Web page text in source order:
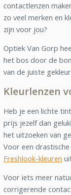
contactlenzen
zo veel merken en
zijn voor jou?
Optiek Van Gorp
het bos door de
van de juiste
Kleurlenzen
Heb je een lichte
prijs jezelf dan
het uitzoeken van
Voor een
Freshlook-kleuren
Voor iets meer
corrigerende